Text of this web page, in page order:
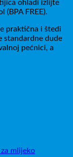
ohladi izlijte
(BPA FREE).
praktična i štedi
standardne dude
pećnici, a